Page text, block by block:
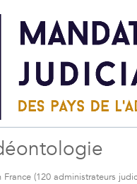
(120 administrateurs